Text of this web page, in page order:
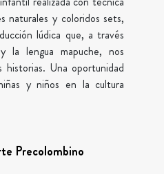
naturales y coloridos sets,
lúdica que, a través
la lengua mapuche, nos
historias. Una oportunidad
y niños en la cultura
Precolombino